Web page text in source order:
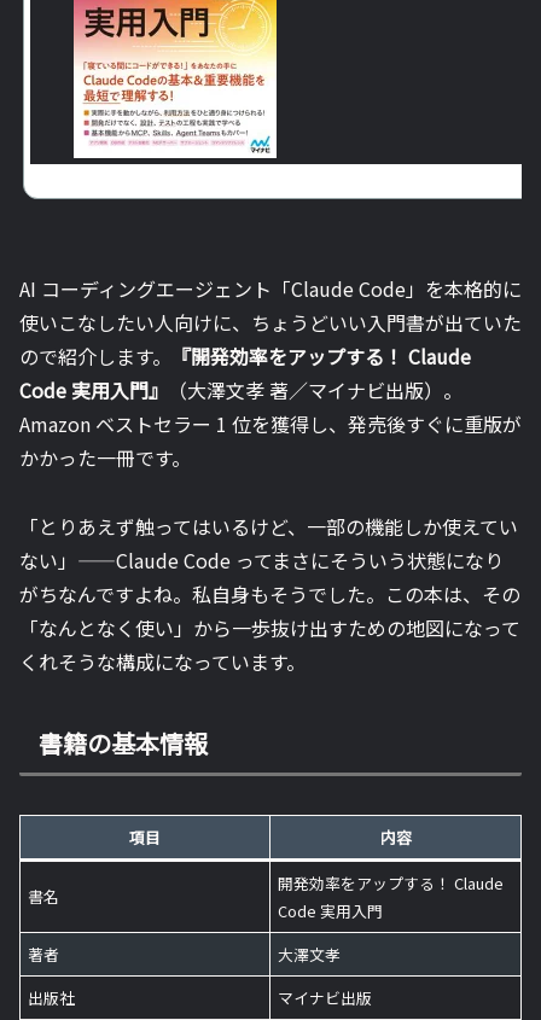
AI コーディングエージェント「Claude Code」を本格的に
使いこなしたい人向けに、ちょうどいい入門書が出ていた
ので紹介します。
『開発効率をアップする！ Claude
Code 実用入門』
（大澤文孝 著／マイナビ出版）。
Amazon ベストセラー 1 位を獲得し、発売後すぐに重版が
かかった一冊です。
「とりあえず触ってはいるけど、一部の機能しか使えてい
ない」——Claude Code ってまさにそういう状態になり
がちなんですよね。私自身もそうでした。この本は、その
「なんとなく使い」から一歩抜け出すための地図になって
くれそうな構成になっています。
書籍の基本情報
項目 内容
書名
開発効率をアップする！ Claude
Code 実用入門
著者
大澤文孝
出版社
マイナビ出版